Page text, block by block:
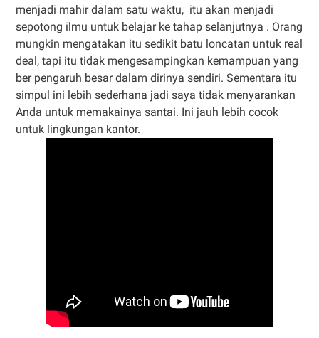
menjadi mahir dalam satu waktu, itu akan menjadi
sepotong ilmu untuk belajar ke tahap selanjutnya . Orang
mungkin mengatakan itu sedikit batu loncatan untuk real
deal, tapi itu tidak mengesampingkan kemampuan yang
ber pengaruh besar dalam dirinya sendiri. Sementara itu
simpul ini lebih sederhana jadi saya tidak menyarankan
Anda untuk memakainya santai. Ini jauh lebih cocok
untuk lingkungan kantor.